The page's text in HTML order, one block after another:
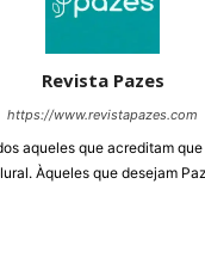
Revista Pazes
https://www.revistapazes.com
aqueles que acreditam
Àqueles que desejam